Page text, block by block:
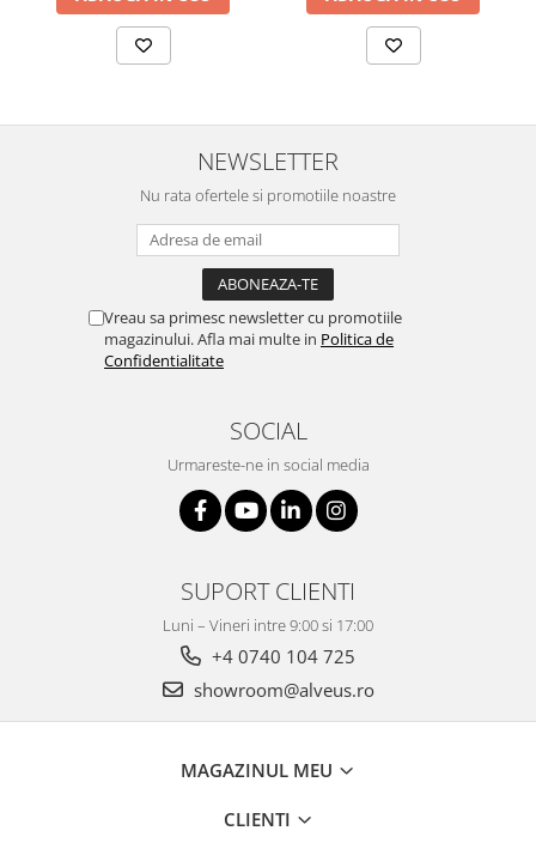
NEWSLETTER
Nu rata ofertele si promotiile noastre
Vreau sa primesc newsletter cu promotiile
magazinului. Afla mai multe in Politica de
Confidentialitate
SOCIAL
Urmareste-ne in social media
SUPORT CLIENTI
Luni – Vineri intre 9:00 si 17:00
+4 0740 104 725
showroom@alveus.ro
MAGAZINUL MEU
CLIENTI